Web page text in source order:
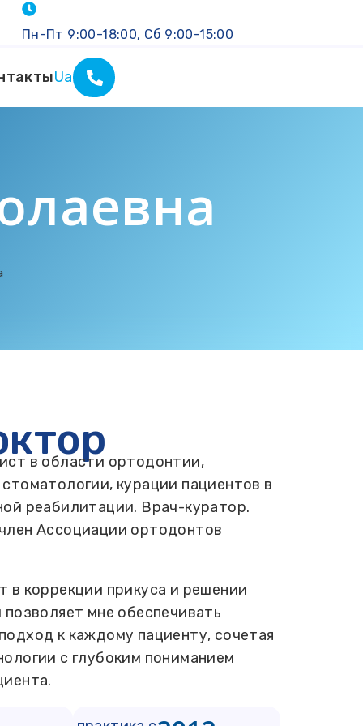
Пн-Пт 9:00-18:00, Сб 9:00-15:00
Ua
в области ортодонтии,
курации пациентов в
реабилитации. Врач-куратор.
Ассоциации ортодонтов
в коррекции прикуса и решении
мне обеспечивать
к каждому пациенту, сочетая
с глубоким пониманием